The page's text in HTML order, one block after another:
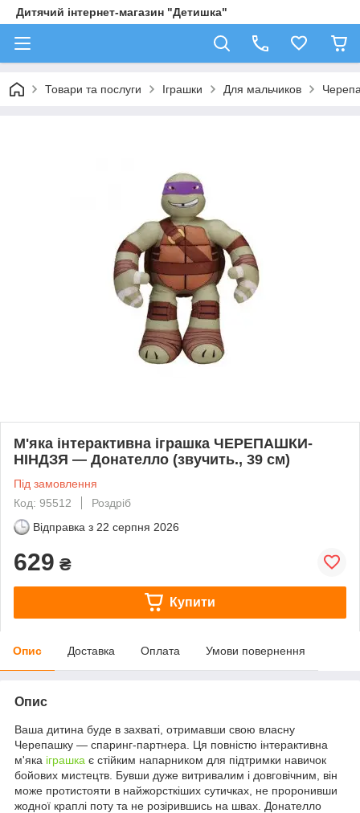
Дитячий інтернет-магазин "Детишка"
Товари та послуги Іграшки Для мальчиков
М'яка інтерактивна іграшка ЧЕРЕПАШКИ-
НІНДЗЯ — Донателло (звучить., 39 см)
Під замовлення
Код: 95512
Роздріб
Відправка з 22 серпня 2026
629 ₴
Купити
Опис Доставка Оплата Умови повернення
Опис
Ваша дитина буде в захваті, отримавши свою власну
Черепашку — спаринг-партнера. Ця повністю інтерактивна
м'яка іграшка є стійким напарником для підтримки навичок
бойових мистецтв. Бувши дуже витривалим і довговічним, він
може протистояти в найжорсткіших сутичках, не проронивши
жодної краплі поту та не розірившись на швах. Донателло